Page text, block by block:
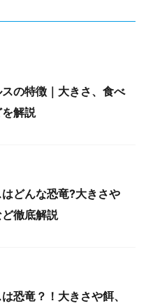
の特徴｜大きさ、食べ
解説
どんな恐竜?大きさや
徹底解説
恐竜？！大きさや餌、